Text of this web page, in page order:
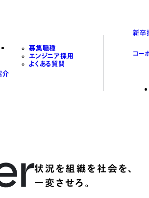
介
募集職種
エンジニア採用
よくある質問
新卒
コー
状況を組織を社会を、
一変させろ。